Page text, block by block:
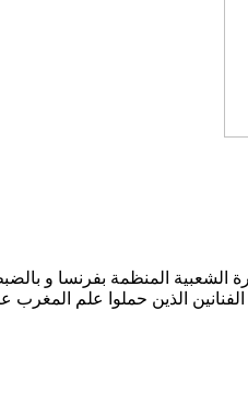
المنظمة بفرنسا و بالضبط
الذين حملوا علم